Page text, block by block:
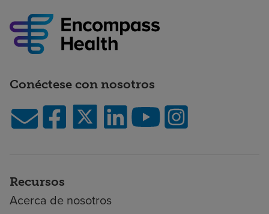
Conéctese con nosotros
Recursos
Acerca de nosotros